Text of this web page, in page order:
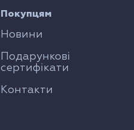
Покупцям
Новини
Подарункові
сертифікати
Контакти